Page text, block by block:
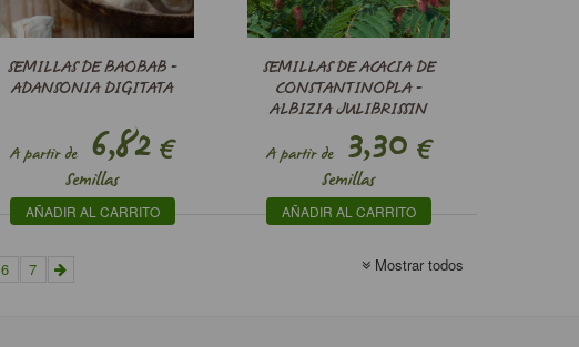
SEMILLAS DE BAOBAB -
ADANSONIA DIGITATA
A partir de6,82 €
Semillas
AÑADIR AL CARRITO
SEMILLAS DE ACACIA DE
CONSTANTINOPLA -
ALBIZIA JULIBRISSIN
A partir de3,30 €
Semillas
AÑADIR AL CARRITO
Mostrar todos
6 7